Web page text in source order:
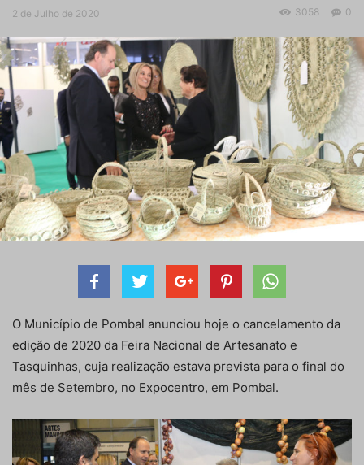
2 de Julho de 2020 0
3058
O Município de Pombal anunciou hoje o cancelamento da
edição de 2020 da Feira Nacional de Artesanato e
Tasquinhas, cuja realização estava prevista para o final do
mês de Setembro, no Expocentro, em Pombal.